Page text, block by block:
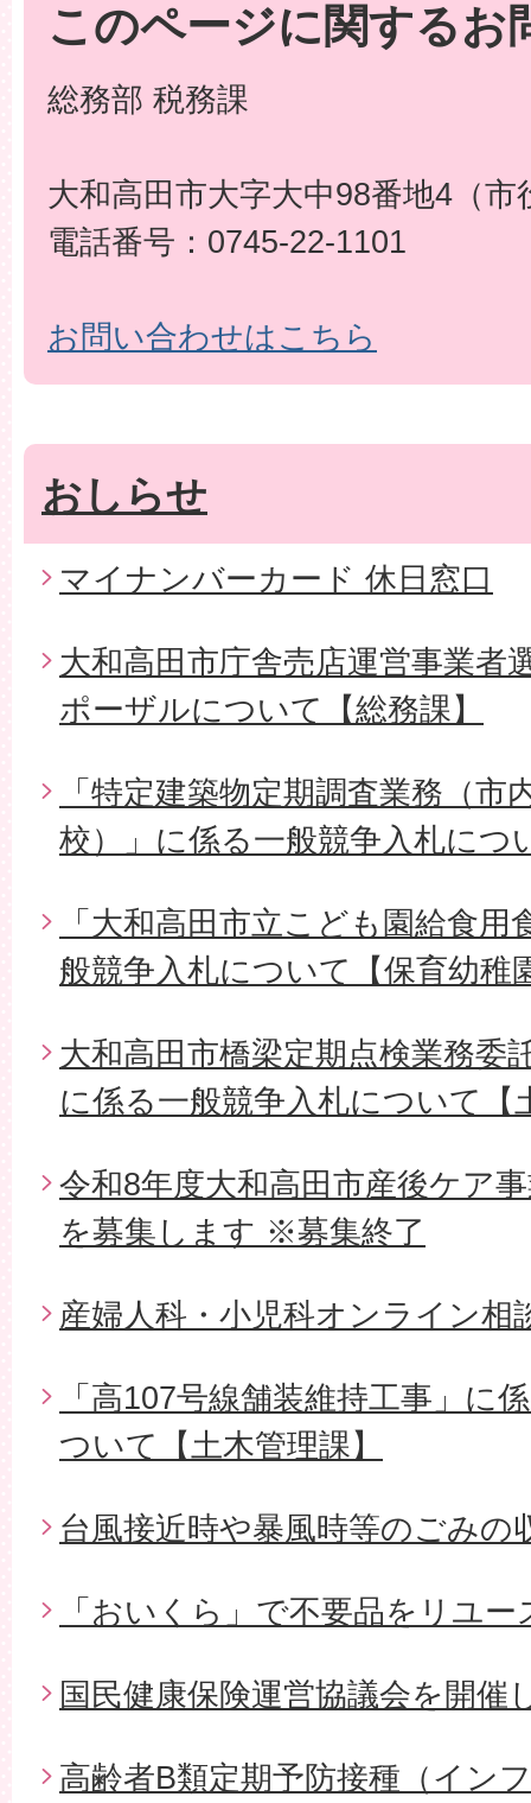
このページに関するお
総務部 税務課
大和高田市大字大中98番地4（市
電話番号：0745-22-1101
お問い合わせはこちら
おしらせ
マイナンバーカード 休日窓口
大和高田市庁舎売店運営事業者
ポーザルについて【総務課】
「特定建築物定期調査業務（市
校）」に係る一般競争入札につ
「大和高田市立こども園給食
般競争入札について【保育幼稚
大和高田市橋梁定期点検業務委
に係る一般競争入札について【
令和8年度大和高田市産後ケア
を募集します ※募集終了
産婦人科・小児科オンライン相
「高107号線舗装維持工事」に
ついて【土木管理課】
台風接近時や暴風時等のごみの
「おいくら」で不要品をリユ
国民健康保険運営協議会を開催
高齢者B類定期予防接種（イン